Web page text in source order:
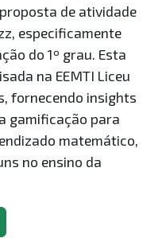
de atividade
especificamente
do 1º grau. Esta
na EEMTI Liceu
fornecendo insights
gamificação para
matemático,
no ensino da